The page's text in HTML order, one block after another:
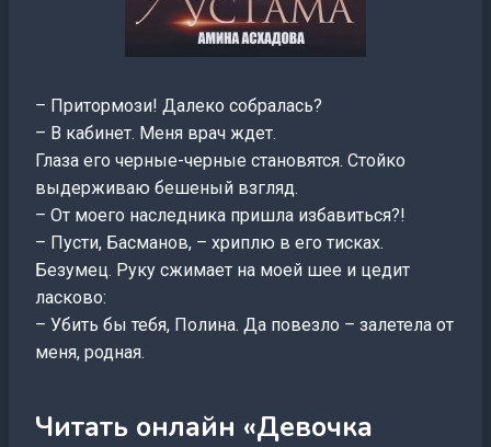
– Притормози! Далеко собралась?
– В кабинет. Меня врач ждет.
Глаза его черные-черные становятся. Стойко
выдерживаю бешеный взгляд.
– От моего наследника пришла избавиться?!
– Пусти, Басманов, – хриплю в его тисках.
Безумец. Руку сжимает на моей шее и цедит
ласково:
– Убить бы тебя, Полина. Да повезло – залетела от
меня, родная.
Читать онлайн «Девочка